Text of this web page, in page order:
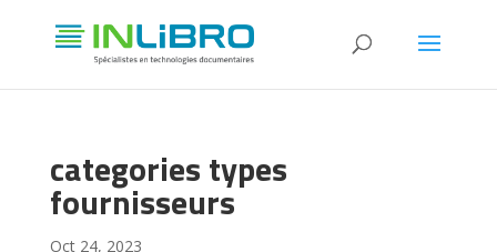
categories types
fournisseurs
Oct 24, 2023